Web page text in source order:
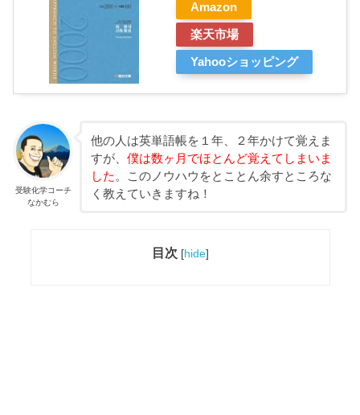
Amazon
楽天市場
Yahooショッピング
受験化学コーチ
なかむら
他の人は英単語帳を１年、２年かけて覚えま
すが、 僕は数ヶ月でほとんど覚えてしまいま
した 。このノウハウをとことん余すところな
く教えていきますね！
目次 [hide]